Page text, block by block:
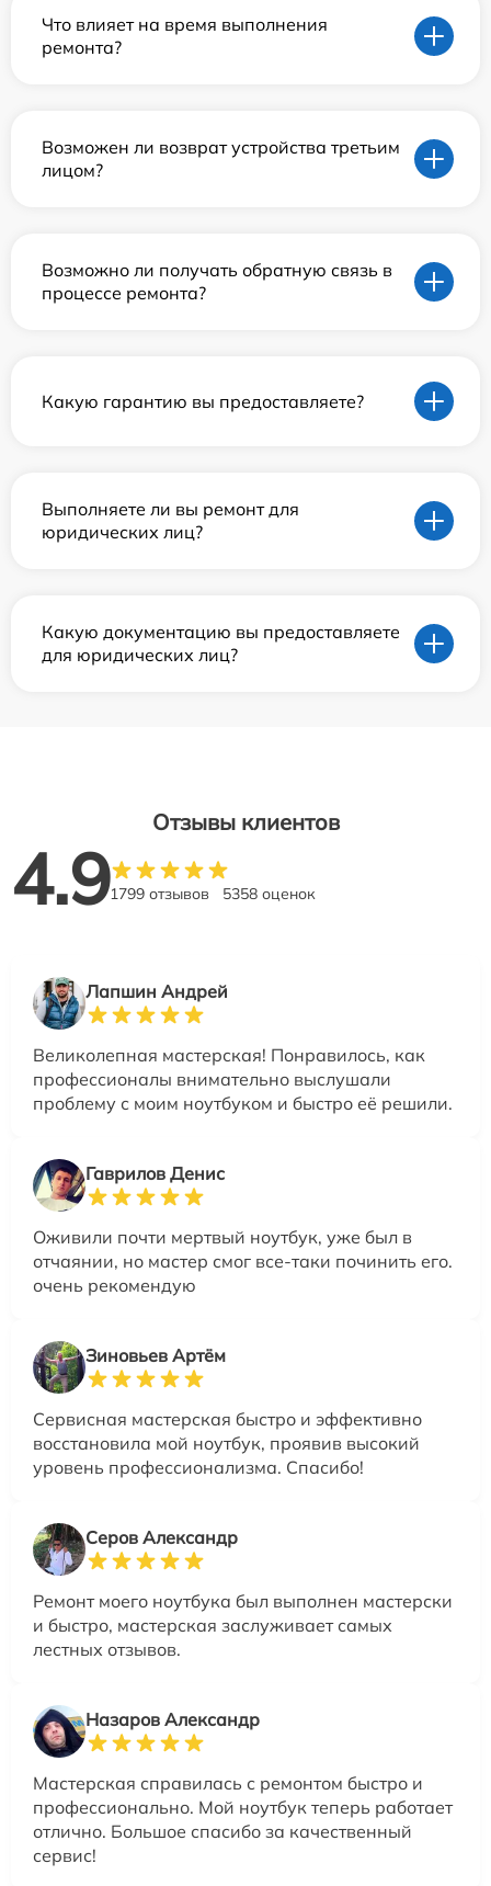
Что влияет на время выполнения
ремонта?
Возможен ли возврат устройства третьим
лицом?
Возможно ли получать обратную связь в
процессе ремонта?
Какую гарантию вы предоставляете?
Выполняете ли вы ремонт для
юридических лиц?
Какую документацию вы предоставляете
для юридических лиц?
Отзывы клиентов
4.91799 отзывов 5358 оценок
Лапшин Андрей
Великолепная мастерская! Понравилось, как
профессионалы внимательно выслушали
проблему с моим ноутбуком и быстро её решили.
Гаврилов Денис
Оживили почти мертвый ноутбук, уже был в
отчаянии, но мастер смог все-таки починить его.
очень рекомендую
Зиновьев Артём
Сервисная мастерская быстро и эффективно
восстановила мой ноутбук, проявив высокий
уровень профессионализма. Спасибо!
Серов Александр
Ремонт моего ноутбука был выполнен мастерски
и быстро, мастерская заслуживает самых
лестных отзывов.
Назаров Александр
Мастерская справилась с ремонтом быстро и
профессионально. Мой ноутбук теперь работает
отлично. Большое спасибо за качественный
сервис!